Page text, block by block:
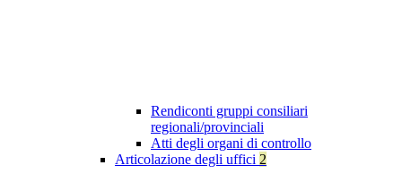
Rendiconti gruppi consiliari
regionali/provinciali
Atti degli organi di controllo
Articolazione degli uffici 2